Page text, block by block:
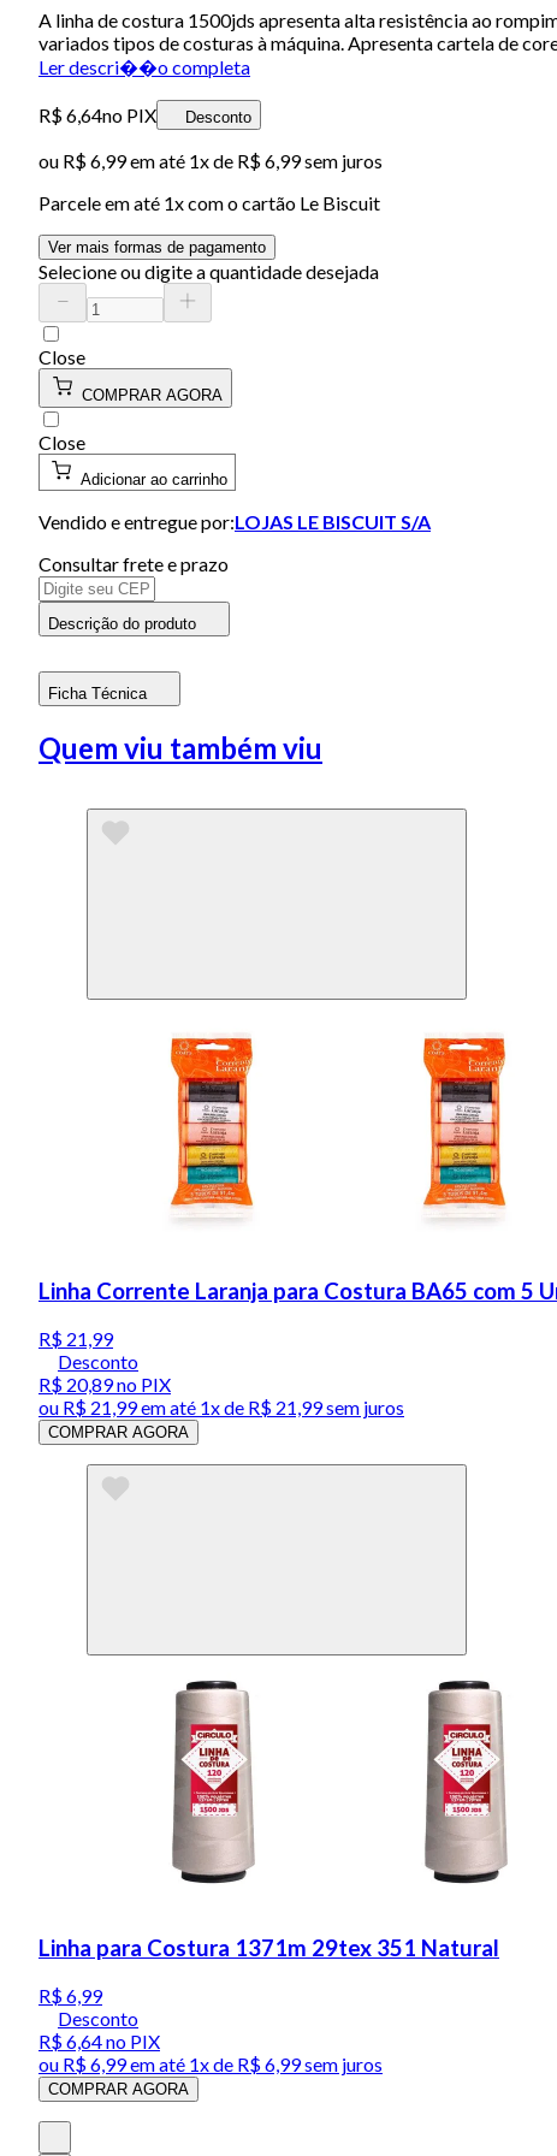
A linha de costura 1500jds apresenta alta resistência ao
variados tipos de costuras à máquina. Apresenta cartela de
Ler descri��o completa
R$ 6,64no PIX Desconto
ou R$ 6,99em até 1x de R$ 6,99sem juros
Parcele em até 1x com o cartão Le Biscuit
Ver mais formas de pagamento
Selecione ou digite a quantidade desejada
Close
COMPRAR AGORA
Close
Adicionar ao carrinho
Vendido e entregue por:LOJAS LE BISCUIT S/A
Consultar frete e prazo
Descrição do produto
Ficha Técnica
Quem viu também viu
Linha Corrente Laranja para Costura BA65 com 5
R$ 21,99
Desconto
R$ 20,89no PIX
ou R$ 21,99em até 1x de R$ 21,99sem juros
COMPRAR AGORA
Linha para Costura 1371m 29tex 351 Natural
R$ 6,99
Desconto
R$ 6,64no PIX
ou R$ 6,99em até 1x de R$ 6,99sem juros
COMPRAR AGORA